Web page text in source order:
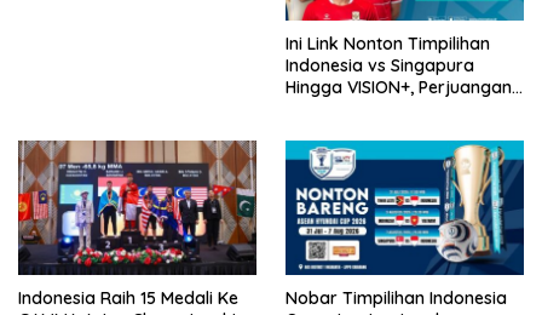
Ini Link Nonton Timpilihan
Indonesia vs Singapura
Hingga VISION+, Perjuangan
Indonesia Raih 15 Medali Ke
Nobar Timpilihan Indonesia